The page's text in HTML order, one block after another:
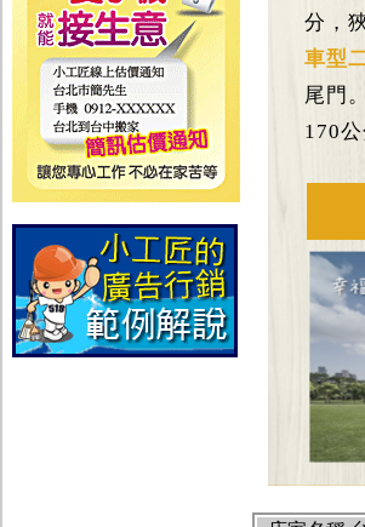
分，
車型
尾門
170公